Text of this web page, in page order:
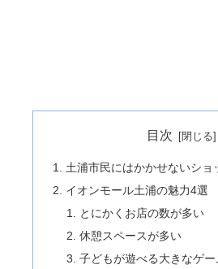
目次
土浦市民にはかかせないショ
イオンモール土浦の魅力4選
とにかくお店の数が多い
休憩スペースが多い
子どもが遊べる大きなゲ